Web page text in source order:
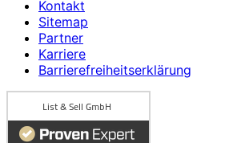
Kontakt
Sitemap
Partner
Karriere
Barrierefreiheitserklärung